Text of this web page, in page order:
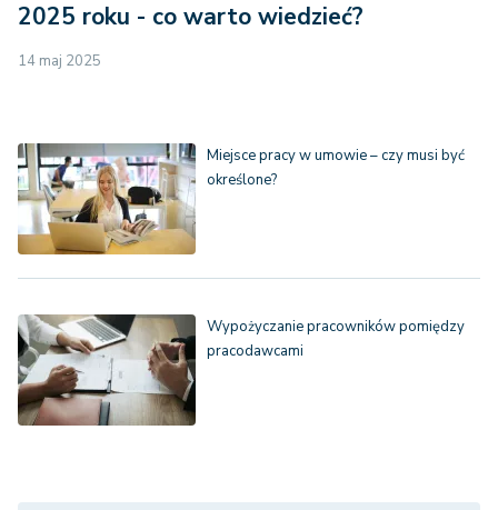
2025 roku - co warto wiedzieć?
14 maj 2025
Miejsce pracy w umowie – czy musi być
określone?
Wypożyczanie pracowników pomiędzy
pracodawcami